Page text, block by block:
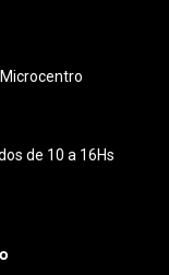
de 10 a 16Hs